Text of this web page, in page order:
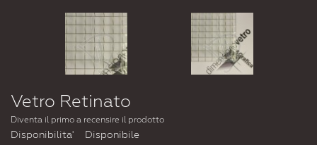
Vetro Retinato
Diventa il primo a recensire il prodotto
Disponibilita'
Disponibile